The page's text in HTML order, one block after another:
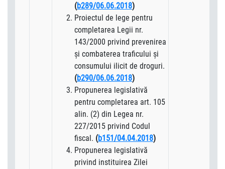
(b289/06.06.2018)
Proiectul de lege pentru
completarea Legii nr.
143/2000 privind prevenirea
şi combaterea traficului şi
consumului ilicit de droguri.
(b290/06.06.2018)
Propunerea legislativă
pentru completarea art. 105
alin. (2) din Legea nr.
227/2015 privind Codul
fiscal. (b151/04.04.2018)
Propunerea legislativă
privind instituirea Zilei